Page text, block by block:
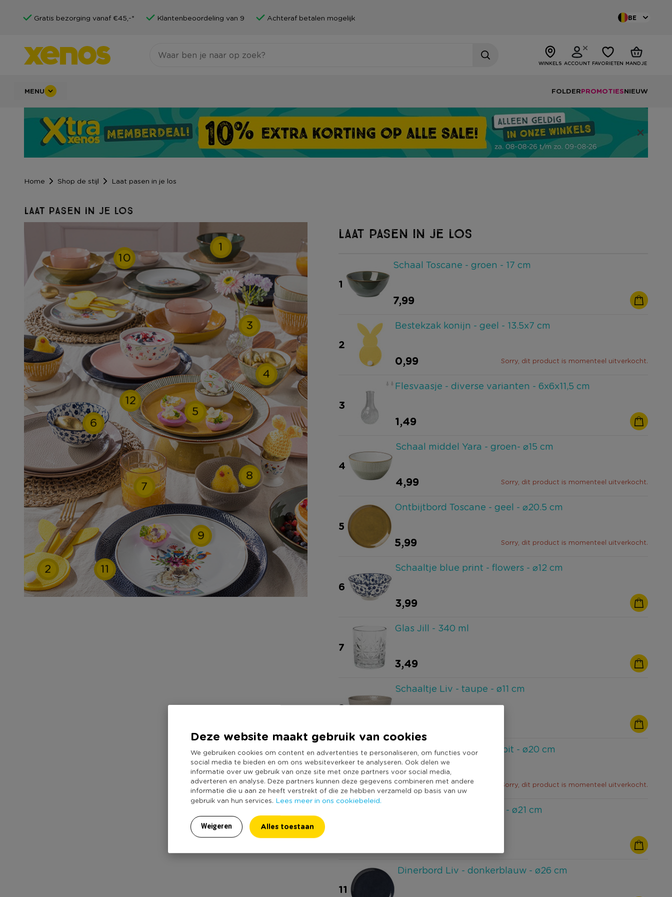
Deze website maakt gebruik van cookies
We gebruiken cookies om content en advertenties te personaliseren, om functies voor
social media te bieden en om ons websiteverkeer te analyseren. Ook delen we
informatie over uw gebruik van onze site met onze partners voor social media,
adverteren en analyse. Deze partners kunnen deze gegevens combineren met andere
informatie die u aan ze heeft verstrekt of die ze hebben verzameld op basis van uw
gebruik van hun services. Lees meer in ons cookiebeleid.
Weigeren Alles toestaan
Gratis bezorging vanaf €45,-* Klantenbeoordeling van 9 Achteraf betalen mogelijk BE
WINKELS ACCOUNT FAVORIETEN MANDJE
MENU FOLDERPROMOTIESNIEUW
Home Shop de stijl Laat pasen in je los
Laat pasen in je los
1
2
3
4
5
6
7
8
9
10
11
12
LAAT PASEN IN JE LOS
1
Schaal Toscane - groen - 17 cm
7,99
2
Bestekzak konijn - geel - 13.5x7 cm
0,99 Sorry, dit product is momenteel uitverkocht.
3
Flesvaasje - diverse varianten - 6x6x11,5 cm
1,49
4
Schaal middel Yara - groen- ⌀15 cm
4,99 Sorry, dit product is momenteel uitverkocht.
5
Ontbijtbord Toscane - geel - ⌀20.5 cm
5,99 Sorry, dit product is momenteel uitverkocht.
6
Schaaltje blue print - flowers - ⌀12 cm
3,99
7
Glas Jill - 340 ml
3,49
8
Schaaltje Liv - taupe - ø11 cm
9
Ontbijtbord vintage rabbit - ø20 cm
0,99 Sorry, dit product is momenteel uitverkocht.
Ontbijtbord Liv - taupe - ø21 cm
11
Dinerbord Liv - donkerblauw - ø26 cm